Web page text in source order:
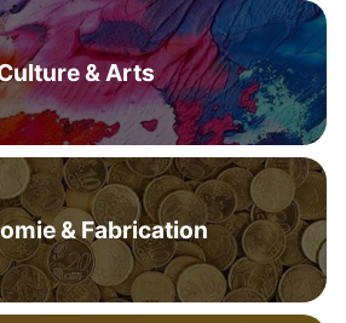
& Arts
& Fabrication